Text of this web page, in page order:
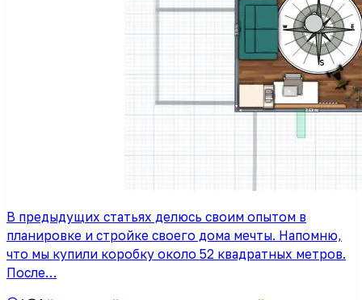
В предыдущих статьях делюсь своим опытом в
планировке и стройке своего дома мечты. Напомню,
что мы купили коробку около 52 квадратных метров.
После…